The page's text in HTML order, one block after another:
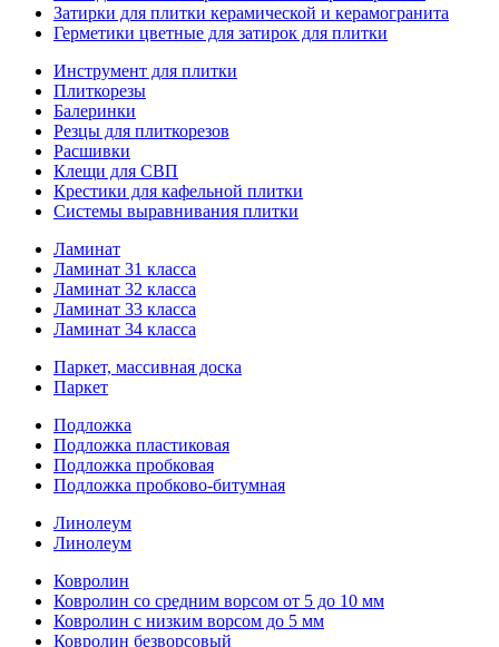
Затирки для плитки керамической и керамогранита
Герметики цветные для затирок для плитки
Инструмент для плитки
Плиткорезы
Балеринки
Резцы для плиткорезов
Расшивки
Клещи для СВП
Крестики для кафельной плитки
Системы выравнивания плитки
Ламинат
Ламинат 31 класса
Ламинат 32 класса
Ламинат 33 класса
Ламинат 34 класса
Паркет, массивная доска
Паркет
Подложка
Подложка пластиковая
Подложка пробковая
Подложка пробково-битумная
Линолеум
Линолеум
Ковролин
Ковролин со средним ворсом от 5 до 10 мм
Ковролин с низким ворсом до 5 мм
Ковролин безворсовый